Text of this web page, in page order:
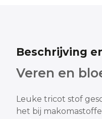
Beschrijving
Veren en
Leuke tricot stof
het bij